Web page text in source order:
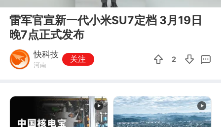
雷军官宣新一代小米SU7定档 3月19日
晚7点正式发布
快科技
河南
关注 2